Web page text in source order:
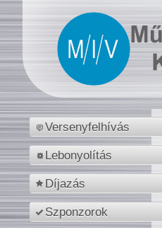
Versenyfelhívás
Lebonyolítás
Díjazás
Szponzorok